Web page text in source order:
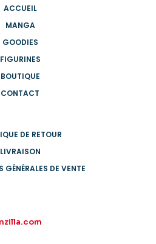
ACCUEIL
MANGA
GOODIES
FIGURINES
BOUTIQUE
CONTACT
DE RETOUR
LIVRAISON
DE VENTE